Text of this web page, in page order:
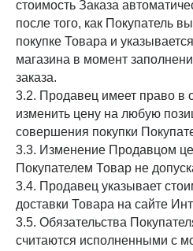
стоимость Заказа
после того, как Покупатель
покупке Товара и
магазина в момент
заказа.
3.2. Продавец имеет право в
изменить цену на любую
совершения покупки
3.3. Изменение Продавцом
Покупателем Товар не
3.4. Продавец указывает
доставки Товара на сайте
3.5. Обязательства
считаются исполненными с